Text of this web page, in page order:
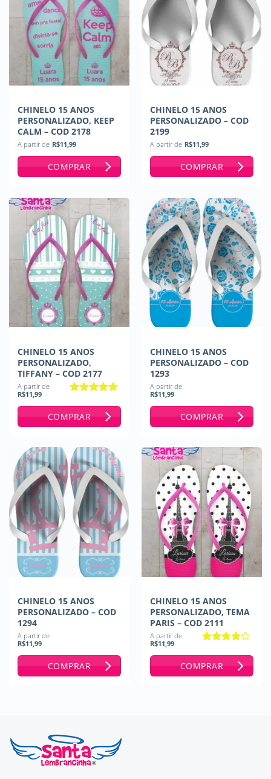
CHINELO 15 ANOS
PERSONALIZADO, KEEP
CALM – COD 2178
A partir de R$11,99
COMPRAR
CHINELO 15 ANOS
PERSONALIZADO – COD
2199
A partir de R$11,99
COMPRAR
CHINELO 15 ANOS
PERSONALIZADO,
TIFFANY – COD 2177
A partir de
R$11,99
COMPRAR
CHINELO 15 ANOS
PERSONALIZADO – COD
1293
A partir de
R$11,99
COMPRAR
CHINELO 15 ANOS
PERSONALIZADO – COD
1294
A partir de
R$11,99
COMPRAR
CHINELO 15 ANOS
PERSONALIZADO, TEMA
PARIS – COD 2111
A partir de
R$11,99
COMPRAR